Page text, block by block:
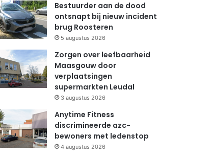
Bestuurder aan de dood
ontsnapt bij nieuw incident
brug Roosteren
5 augustus 2026
Zorgen over leefbaarheid
Maasgouw door
verplaatsingen
supermarkten Leudal
3 augustus 2026
Anytime Fitness
discrimineerde azc-
bewoners met ledenstop
4 augustus 2026